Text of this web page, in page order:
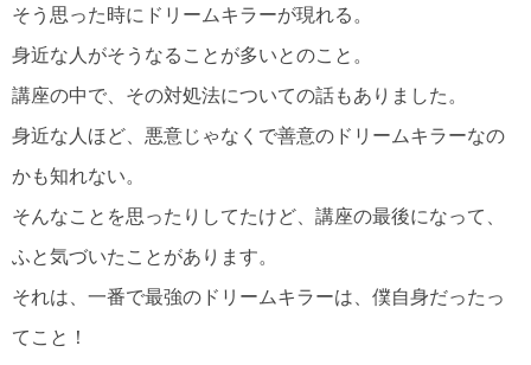
そう思った時にドリームキラーが現れる。
身近な人がそうなることが多いとのこと。
講座の中で、その対処法についての話もありました。
身近な人ほど、悪意じゃなくで善意のドリームキラーなの
かも知れない。
そんなことを思ったりしてたけど、講座の最後になって、
ふと気づいたことがあります。
それは、一番で最強のドリームキラーは、僕自身だったっ
てこと！